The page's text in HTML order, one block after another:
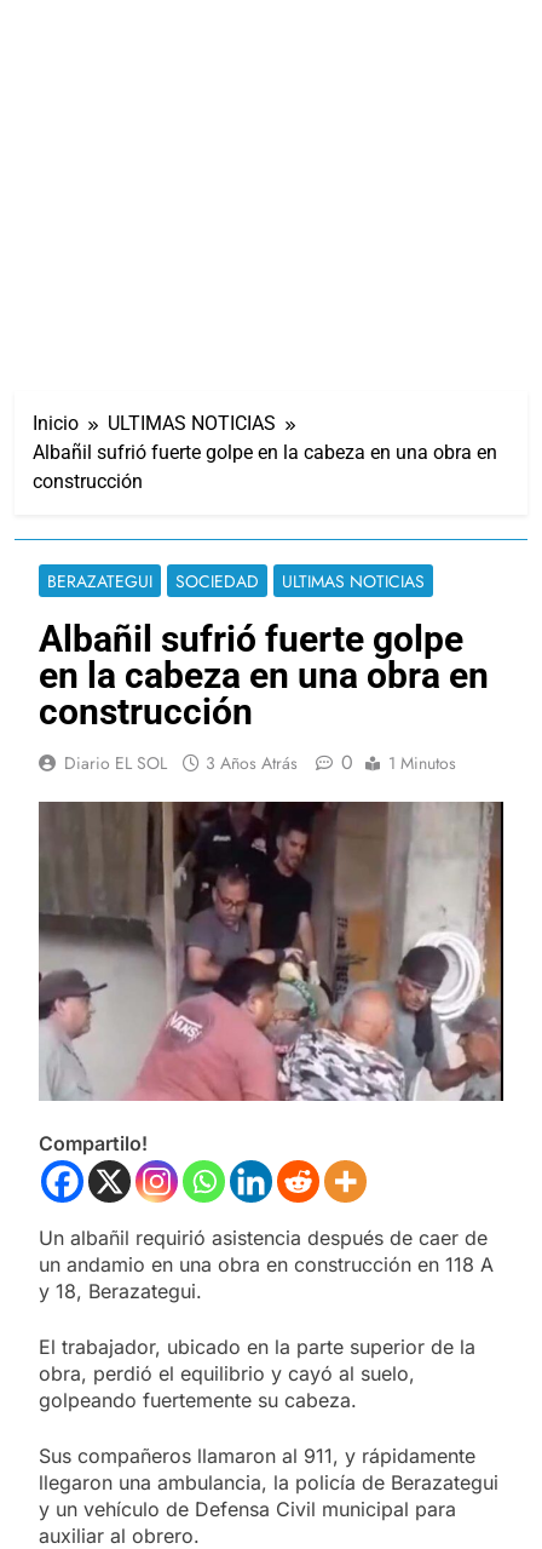
Inicio
ULTIMAS NOTICIAS
Albañil sufrió fuerte golpe en la cabeza en una obra en
construcción
BERAZATEGUI SOCIEDAD ULTIMAS NOTICIAS
Albañil sufrió fuerte golpe
en la cabeza en una obra en
construcción
Diario EL SOL 3 Años Atrás 0 1 Minutos
Compartilo!
Un albañil requirió asistencia después de caer de
un andamio en una obra en construcción en 118 A
y 18, Berazategui.
El trabajador, ubicado en la parte superior de la
obra, perdió el equilibrio y cayó al suelo,
golpeando fuertemente su cabeza.
Sus compañeros llamaron al 911, y rápidamente
llegaron una ambulancia, la policía de Berazategui
y un vehículo de Defensa Civil municipal para
auxiliar al obrero.